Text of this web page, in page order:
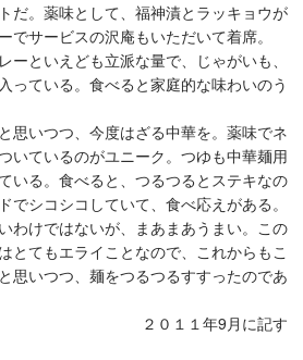
だ。薬味として、福神漬とラッキョウが
でサービスの沢庵もいただいて着席。
ーといえども立派な量で、じゃがいも、
っている。食べると家庭的な味わいのう
思いつつ、今度はざる中華を。薬味でネ
いているのがユニーク。つゆも中華麺用
いる。食べると、つるつるとステキなの
でシコシコしていて、食べ応えがある。
わけではないが、まあまあうまい。この
とてもエライことなので、これからもこ
思いつつ、麺をつるつるすすったのであ
２０１１年9月に記す